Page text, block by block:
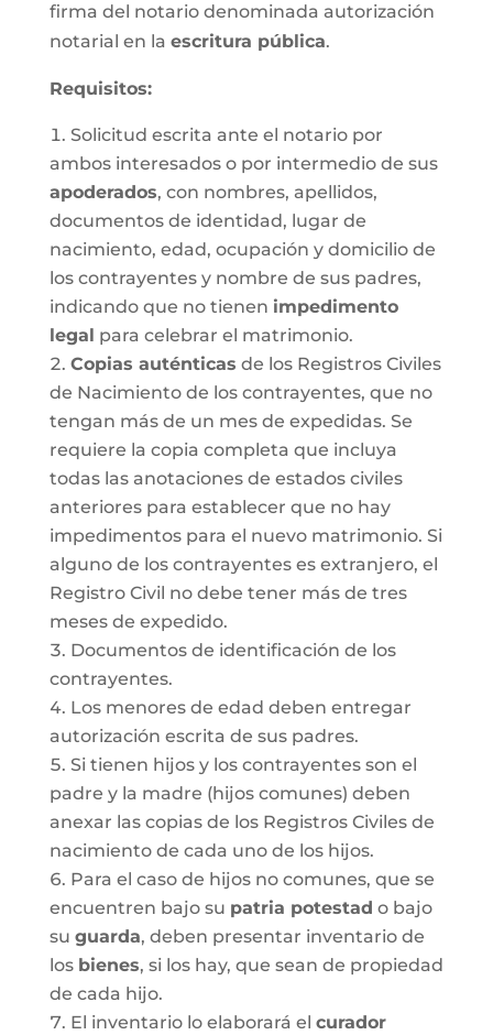
firma del notario denominada autorización
notarial en la escritura pública.
Requisitos:
Solicitud escrita ante el notario por
ambos interesados o por intermedio de sus
apoderados, con nombres, apellidos,
documentos de identidad, lugar de
nacimiento, edad, ocupación y domicilio de
los contrayentes y nombre de sus padres,
indicando que no tienen impedimento
legal para celebrar el matrimonio.
Copias auténticas de los Registros Civiles
de Nacimiento de los contrayentes, que no
tengan más de un mes de expedidas. Se
requiere la copia completa que incluya
todas las anotaciones de estados civiles
anteriores para establecer que no hay
impedimentos para el nuevo matrimonio. Si
alguno de los contrayentes es extranjero, el
Registro Civil no debe tener más de tres
meses de expedido.
Documentos de identificación de los
contrayentes.
Los menores de edad deben entregar
autorización escrita de sus padres.
Si tienen hijos y los contrayentes son el
padre y la madre (hijos comunes) deben
anexar las copias de los Registros Civiles de
nacimiento de cada uno de los hijos.
Para el caso de hijos no comunes, que se
encuentren bajo su patria potestad o bajo
su guarda, deben presentar inventario de
los bienes, si los hay, que sean de propiedad
de cada hijo.
El inventario lo elaborará el curador